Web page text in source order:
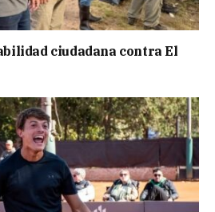
ciudadana contra El